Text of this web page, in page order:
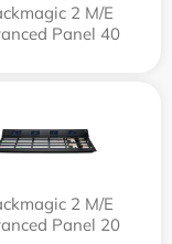
2 M/E
Panel 40
2 M/E
Panel 20